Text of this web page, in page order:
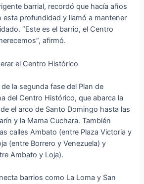
barrial, recordó que hacía años
esta profundidad y llamó a mantener
“Este es el barrio, el Centro
afirmó.
el Centro Histórico
la segunda fase del Plan de
del Centro Histórico, que abarca la
el arco de Santo Domingo hasta las
y la Mama Cuchara. También
calles Ambato (entre Plaza Victoria y
(entre Borrero y Venezuela) y
Ambato y Loja).
barrios como La Loma y San